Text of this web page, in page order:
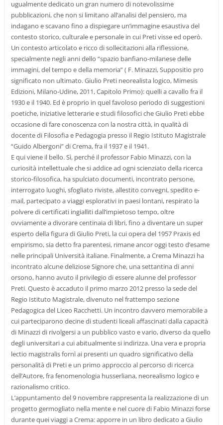
ugualmente dedicato un gran numero di notevolissime
pubblicazioni, che non si limitano all’analisi del pensiero, ma
indagano e scavano fino a dispiegare un’immagine esaustiva del
contesto storico, culturale e personale in cui Preti visse ed operò.
Un contesto articolato e ricco di sollecitazioni alla riflessione,
specialmente negli anni dello “spazio banfiano-milanese delle
immagini, del tempo e della memoria” ( F. Minazzi, Suppositio pro
significato non ultimato. Giulio Preti neorealista logico, Mimesis
Edizioni, Milano-Udine, 2011, Capitolo Primo): quelli a cavallo fra il
1930 e il 1940. Ed è proprio in quel favoloso periodo di suggestioni
poetiche, iniziative letterarie e studi filosofici che Giulio Preti ebbe
occasione di fare conoscenza con la nostra città, in qualità di
docente di Filosofia e Pedagogia presso il Regio Istituto Magistrale
“Guido Albergoni” di Crema, fra il 1937 e il 1941.
E qui viene il bello. Sì, perché il professor Fabio Minazzi, con la
curiosità intellettuale che si addice ad ogni scienziato della ricerca
storico-filosofica, ha spulciato documenti, incontrato persone,
interrogato luoghi, sfogliato riviste, allestito convegni, spedito e-
mail, partecipato a viaggi esplorativi in paesi lontani, respirato la
polvere di certificati ingialliti dall’impietoso tempo, oltre
ovviamente a divorare centinaia di libri, fino a diventare un super
esperto della figura di Giulio Preti, la cui opera del 1957 Praxis ed
empirismo, sia detto fra parentesi, rimane ancor oggi testo d’esame
nelle principali Università italiane. Finalmente, a Crema Minazzi ha
incontrato alcune deliziose Signore che, una settantina di anni
orsono, hanno avuto il privilegio di essere alunne del professor
Preti. Questo è accaduto il primo marzo 2012 presso la sede del
Regio Istituto Magistrale, divenuto nel frattempo sezione
Pedagogica del Liceo Racchetti. Un incontro davvero memorabile a
cui parteciparono decine di studenti liceali affascinati dalla capacità
di Minazzi di rivolgersi a un pubblico vasto e vario, diverso da quello
degli universitari a cui abitualmente si indirizza. Una vera e propria
lectio magistralis fornì ai presenti un quadro significativo della
personalità di Preti e un primo approccio al percorso di ricerca
dell’Autore, fra fenomenologia husserliana, neorealismo logico e
razionalismo critico.
L’appuntamento del 9 novembre rappresenta la realizzazione di un
progetto germogliato nella mente e nel cuore di Fabio Minazzi forse
durante quei viaggi a Crema: apporre in un libro dedicato a Giulio